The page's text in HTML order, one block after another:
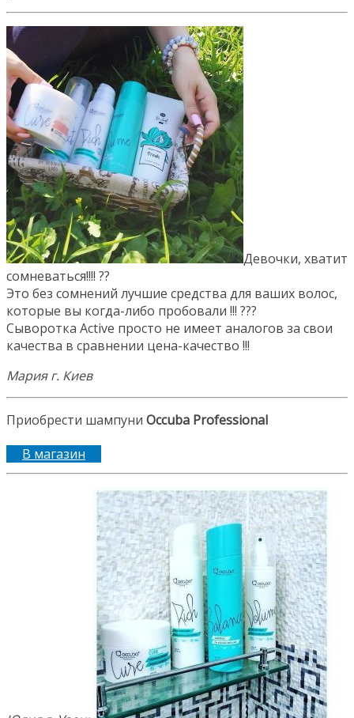
Девочки, хватит
сомневаться!!!! ??
Это без сомнений лучшие средства для ваших волос,
которые вы когда-либо пробовали !!! ???
Сыворотка Active просто не имеет аналогов за свои
качества в сравнении цена-качество !!!
Мария г. Киев
Приобрести шампуни Occuba Professional
В магазин